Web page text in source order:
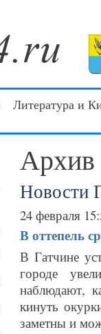
Литература и
Архив
Новости
24 февраля
В оттепель
В Гатчине
городе
наблюдают,
кинуть
заметны и